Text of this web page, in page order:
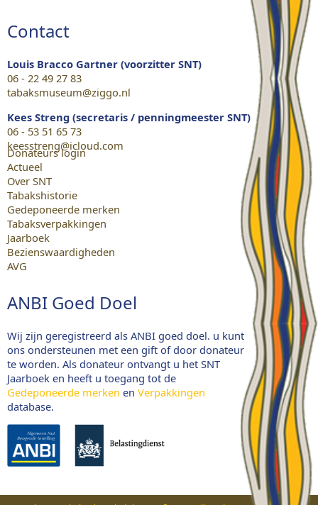
Contact
Louis Bracco Gartner (voorzitter SNT)
06 - 22 49 27 83
tabaksmuseum@ziggo.nl
Kees Streng (secretaris / penningmeester SNT)
06 - 53 51 65 73
keesstreng@icloud.com
Donateurs login
Actueel
Over SNT
Tabakshistorie
Gedeponeerde merken
Tabaksverpakkingen
Jaarboek
Bezienswaardigheden
AVG
ANBI Goed Doel
Wij zijn geregistreerd als ANBI goed doel. u kunt
ons ondersteunen met een gift of door donateur
te worden. Als donateur ontvangt u het SNT
Jaarboek en heeft u toegang tot de
Gedeponeerde merken en Verpakkingen
database.